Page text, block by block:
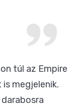
túl az Empire
megjelenik.
darabosra